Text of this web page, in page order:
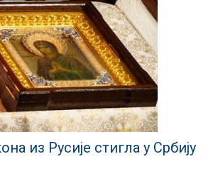
из Русије стигла у Србију